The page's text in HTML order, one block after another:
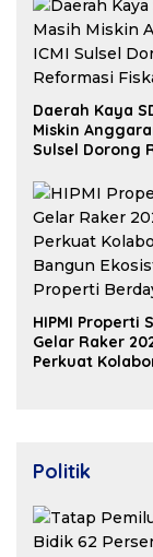
Daerah Kaya
Miskin
Sulsel Dorong
HIPMI Properti
Gelar Raker
Perkuat
Politik